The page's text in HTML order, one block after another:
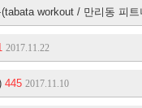
workout / 만리동 피트
2017.11.22
445 2017.11.10